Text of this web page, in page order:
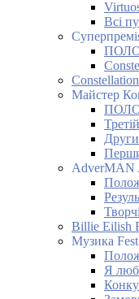
Всі
Майстер
AdverMAN
Billie Eilish
Музика Fest
Я